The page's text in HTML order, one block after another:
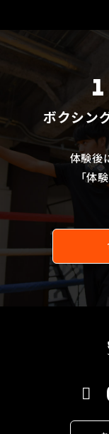
ボクシン
体験後
「体